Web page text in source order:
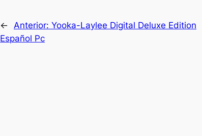
← Anterior: Yooka-Laylee Digital Deluxe Edition
Español Pc